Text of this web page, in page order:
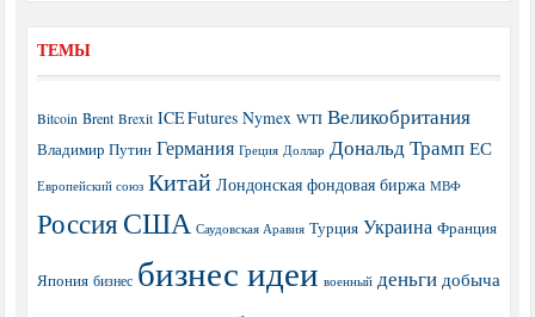
ТЕМЫ
Bitcoin Brent Brexit ICE Futures Nymex WTI Великобритания
Владимир Путин Германия Греция Доллар Дональд Трамп ЕС
Европейский союз Китай Лондонская фондовая биржа МВФ
РоссияСША Саудовская Аравия Турция Украина Франция
Япония бизнес бизнес идеи военный деньги добыча